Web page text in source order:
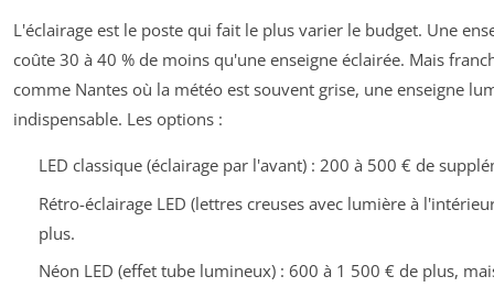
L'éclairage est le poste qui fait le plus varier le budget. Une
coûte 30 à 40 % de moins qu'une enseigne éclairée. Mais
comme Nantes où la météo est souvent grise, une enseigne
indispensable. Les options :
LED classique (éclairage par l'avant) : 200 à 500 € de
Rétro-éclairage LED (lettres creuses avec lumière à
plus.
Néon LED (effet tube lumineux) : 600 à 1 500 € de plus,